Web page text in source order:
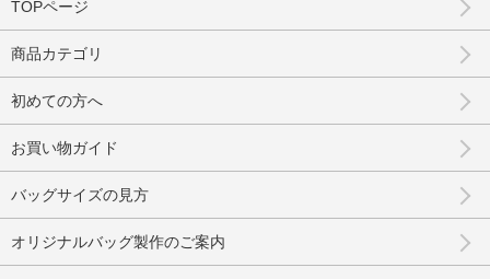
TOPページ
商品カテゴリ
初めての方へ
お買い物ガイド
バッグサイズの見方
オリジナルバッグ製作のご案内